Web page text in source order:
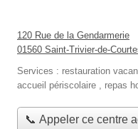
120 Rue de la Gendarmerie
01560 Saint-Trivier-de-
Services : restauration
accueil périscolaire , repas
📞 Appeler ce centre